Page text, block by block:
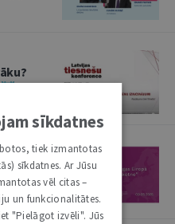
sīkdatnes
tiek izmantotas
sīkdatnes. Ar Jūsu
vēl citas –
un funkcionalitātes.
"Pielāgot izvēli". Jūs